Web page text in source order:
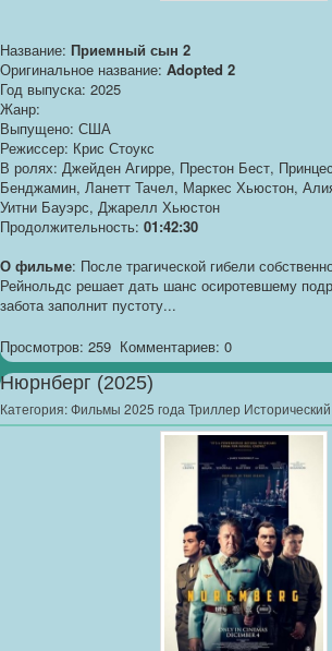
Название: Приемный сын 2
Оригинальное название: Adopted 2
Год выпуска: 2025
Жанр:
Выпущено: США
Режиссер: Крис Стоукс
В ролях: Джейден Агирре, Престон Бест,
Бенджамин, Ланетт Тачел, Маркес Хьюстон,
Уитни Бауэрс, Джарелл Хьюстон
Продолжительность: 01:42:30
О фильме: После трагической гибели
Рейнольдс решает дать шанс осиротевшему
забота заполнит пустоту...
Просмотров: 259 Комментариев: 0
Нюрнберг (2025)
Категория:Фильмы 2025 года Триллер